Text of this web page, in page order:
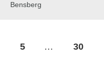
Bensberg
5 … 30